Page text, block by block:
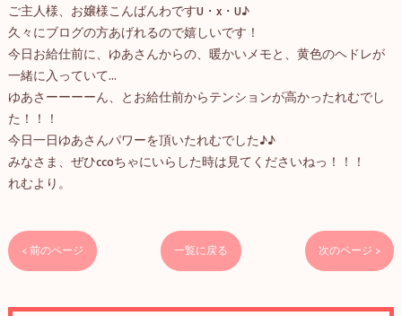
ご主人様、お嬢様こんばんわですU・x・U♪
久々にブログの方あげれるので嬉しいです！
今日お給仕前に、ゆあさんからの、暖かいメモと、黄色のヘドレが
一緒に入っていて…
ゆあさーーーーん、とお給仕前からテンションが高かったれむでし
た！！！
今日一日ゆあさんパワーを頂いたれむでした♪♪
みなさま、ぜひccoちゃにいらした時は見てくださいねっ！！！
れむより。
< 前のページ 一覧に戻る 次のページ >